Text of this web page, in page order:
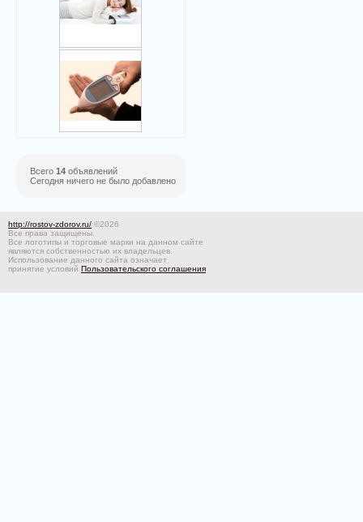
Всего 14 объявлений
Сегодня ничего не было добавлено
http://rostov-zdorov.ru/ ©2026
Все права защищены.
Все логотипы и торговые марки на данном сайте
являются собственностью их владельцев.
Использование данного сайта означает
принятие условий Пользовательского соглашения